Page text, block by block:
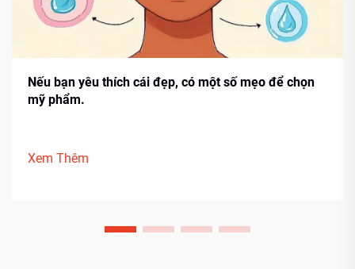
Nếu bạn yêu thích cái đẹp, có một số mẹo để chọn
mỹ phẩm.
Xem Thêm